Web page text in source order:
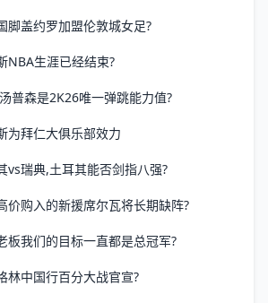
脚盖约罗加盟伦敦城女足?
NBA生涯已经结束?
普森是2K26唯一弹跳能力值?
为拜仁大俱乐部效力
vs瑞典,土耳其能否剑指八强?
价购入的新援席尔瓦将长期缺阵?
板我们的目标一直都是总冠军?
林中国行百分大战官宣?